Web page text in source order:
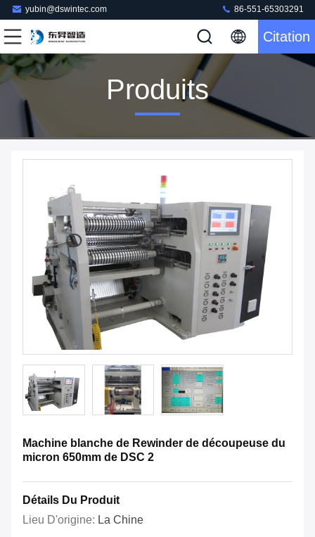
yubin@dswintec.com 86-551-65303291
Citation
Produits
Machine blanche de Rewinder de découpeuse du
micron 650mm de DSC 2
Détails Du Produit
Lieu D'origine: La Chine